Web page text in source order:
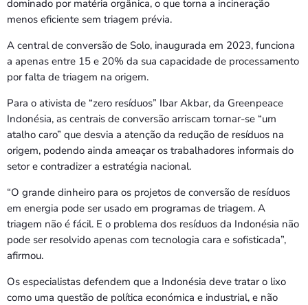
dominado por matéria orgânica, o que torna a incineração
menos eficiente sem triagem prévia.
A central de conversão de Solo, inaugurada em 2023, funciona
a apenas entre 15 e 20% da sua capacidade de processamento
por falta de triagem na origem.
Para o ativista de “zero resíduos” Ibar Akbar, da Greenpeace
Indonésia, as centrais de conversão arriscam tornar-se “um
atalho caro” que desvia a atenção da redução de resíduos na
origem, podendo ainda ameaçar os trabalhadores informais do
setor e contradizer a estratégia nacional.
“O grande dinheiro para os projetos de conversão de resíduos
em energia pode ser usado em programas de triagem. A
triagem não é fácil. E o problema dos resíduos da Indonésia não
pode ser resolvido apenas com tecnologia cara e sofisticada”,
afirmou.
Os especialistas defendem que a Indonésia deve tratar o lixo
como uma questão de política económica e industrial, e não